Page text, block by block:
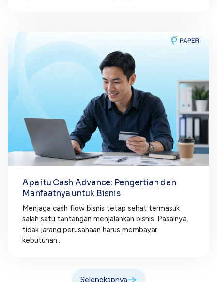
Apa itu Cash Advance: Pengertian dan
Manfaatnya untuk Bisnis
Menjaga cash flow bisnis tetap sehat termasuk
salah satu tantangan menjalankan bisnis. Pasalnya,
tidak jarang perusahaan harus membayar
kebutuhan...
Selengkapnya